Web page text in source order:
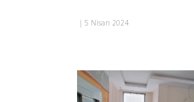
|5 Nisan 2024